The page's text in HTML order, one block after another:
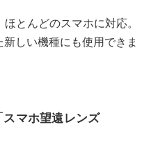
とんどのスマホに対応。
しい機種にも使用できま
マホ望遠レンズ